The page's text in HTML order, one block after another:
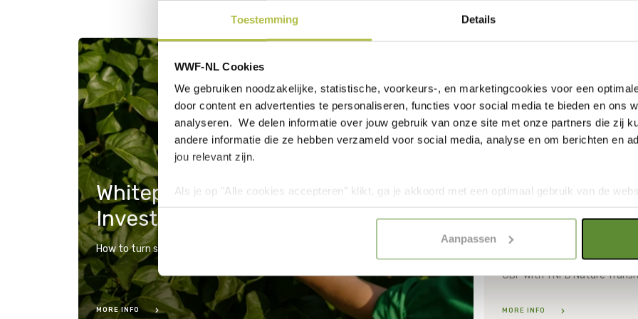
Toestemming Details
WWF-NL Cookies
We gebruiken noodzakelijke, statistische, voorkeurs-, en marketingcookies voor een
door content en advertenties te personaliseren, functies voor social media te bieden en ons
analyseren. We delen informatie over jouw gebruik van onze site met onze partners die zij
andere informatie die ze hebben verzameld voor social media, analyse en om berichten en
jou relevant zijn.
Als je op "Alle cookies accepteren" klikt, ga je akkoord met een optimaal gebruik van de
cookies wilt toestaan, maak dan jouw keuze in "selectie toestaan" of "alleen noodzakelijke
Aanpassen
Whitepaper: Biodiversity
Investment Expert Series
How to turn systemic risk into strategic opportunity
MORE INFO
Report: Nature in
Plans 2025
Read how Dutch financial
institutions can contribute
MORE INFO